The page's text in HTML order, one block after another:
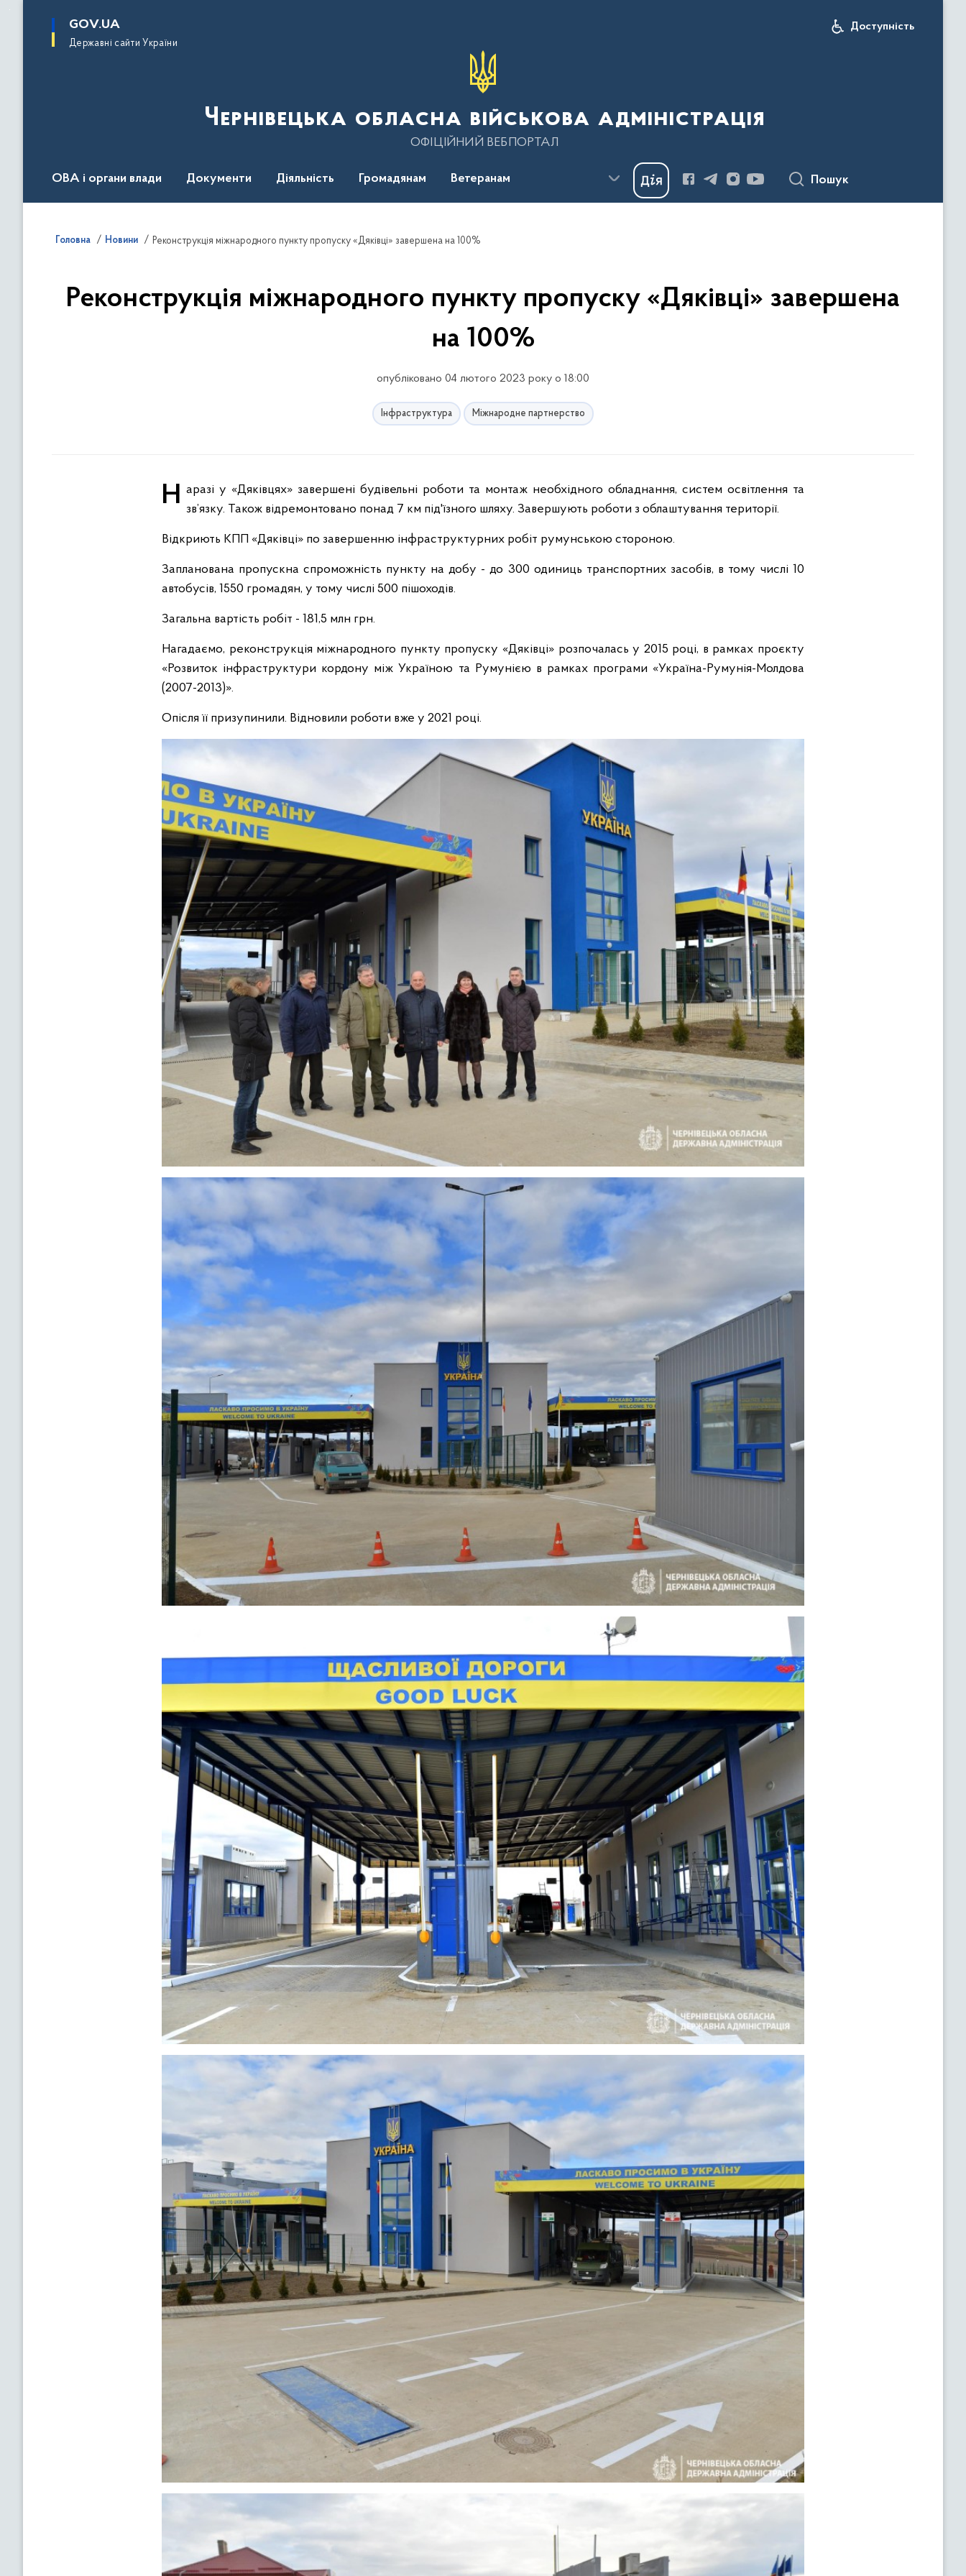
основного
GOV.UA
Державні сайти України
Доступність
Чернівецька обласна військова адміністрація
ОФІЦІЙНИЙ ВЕБПОРТАЛ
ОВА і органи влади Документи Діяльність Громадянам Ветеранам Пошук
Головна Новини Реконструкція міжнародного пункту пропуску «Дяківці» завершена на 100%
Реконструкція міжнародного пункту пропуску «Дяківці» завершена
на 100%
опубліковано 04 лютого 2023 року о 18:00
Інфраструктура Міжнародне партнерство
Наразі у «Дяківцях» завершені будівельні роботи та монтаж необхідного обладнання, систем освітлення та зв’язку. Також відремонтовано понад 7 км під'їзного шляху. Завершують роботи з облаштування території.
Відкриють КПП «Дяківці» по завершенню інфраструктурних робіт румунською стороною.
Запланована пропускна спроможність пункту на добу - до 300 одиниць транспортних засобів, в тому числі 10
автобусів, 1550 громадян, у тому числі 500 пішоходів.
Загальна вартість робіт - 181,5 млн грн.
Нагадаємо, реконструкція міжнародного пункту пропуску «Дяківці» розпочалась у 2015 році, в рамках проєкту
«Розвиток інфраструктури кордону між Україною та Румунією в рамках програми «Україна-Румунія-Молдова
(2007-2013)».
Опісля її призупинили. Відновили роботи вже у 2021 році.